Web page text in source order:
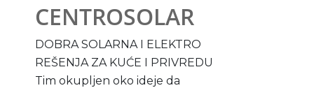
CENTROSOLAR
DOBRA SOLARNA I ELEKTRO
REŠENJA ZA KUĆE I PRIVREDU
Tim okupljen oko ideje da